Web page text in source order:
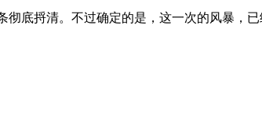
底捋清。不过确定的是，这一次的风暴，